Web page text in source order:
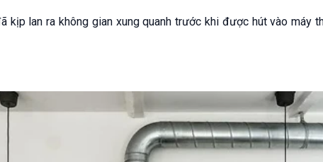
kịp lan ra không gian xung quanh trước khi được hút vào máy